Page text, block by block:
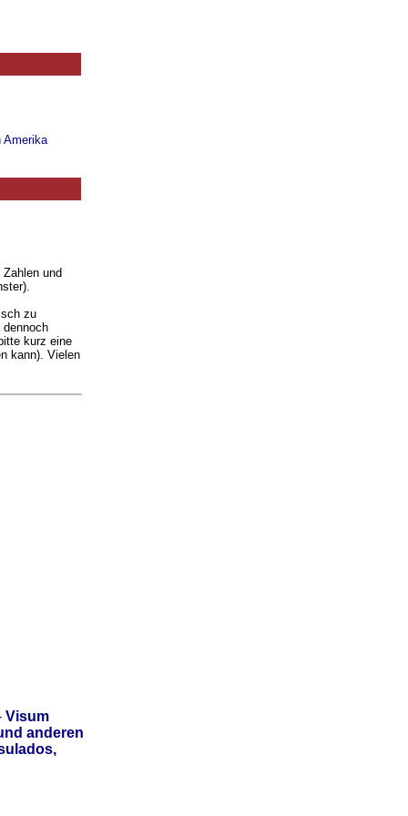
Amerika
Zahlen und
zu
kurz eine
kann). Vielen
Visum
anderen